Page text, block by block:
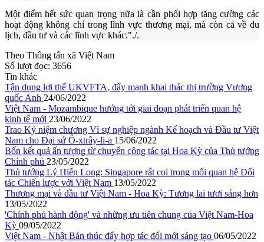
Một điểm hết sức quan trọng nữa là cần phối hợp tăng cường các
hoạt động không chỉ trong lĩnh vực thương mại, mà còn cả về du
lịch, đầu tư và các lĩnh vực khác."./.
Theo Thông tấn xã Việt Nam
Số lượt đọc: 3656
Tin khác
Tận dụng lợi thế UKVFTA, đẩy mạnh khai thác thị trường Vương
quốc Anh 24/06/2022
Việt Nam - Mozambique hướng tới giai đoạn phát triển quan hệ
kinh tế mới 23/06/2022
Trao Kỷ niệm chương Vì sự nghiệp ngành Kế hoạch và Đầu tư Việt
Nam cho Đại sứ Ô-xtrây-li-a 15/06/2022
Bốn kết quả ấn tượng từ chuyến công tác tại Hoa Kỳ của Thủ tướng
Chính phủ 23/05/2022
Thủ tướng Lý Hiển Long: Singapore rất coi trọng mối quan hệ Đối
tác Chiến lược với Việt Nam 13/05/2022
Thương mại và đầu tư Việt Nam - Hoa Kỳ: Tương lai tươi sáng hơn
13/05/2022
'Chính phủ hành động' và những ưu tiên chung của Việt Nam-Hoa
Kỳ 09/05/2022
Việt Nam - Nhật Bản thúc đẩy hợp tác đổi mới sáng tạo 06/05/2022